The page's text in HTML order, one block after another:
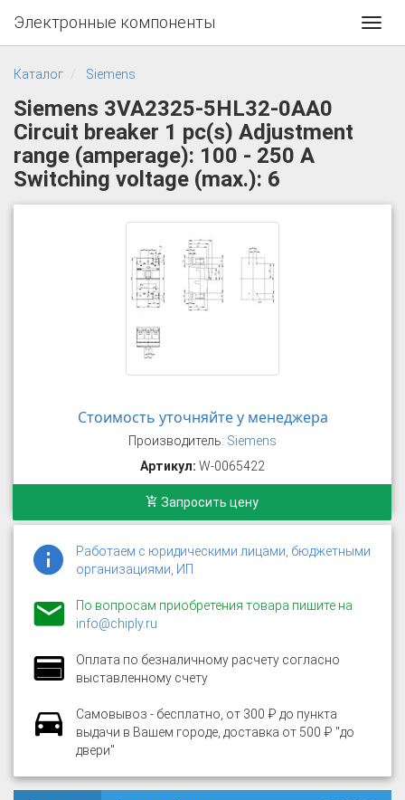
Электронные компоненты
Каталог Siemens
Siemens 3VA2325-5HL32-0AA0
Circuit breaker 1 pc(s) Adjustment
range (amperage): 100 - 250 A
Switching voltage (max.): 6
Стоимость уточняйте у менеджера
Производитель: Siemens
Артикул: W-0065422
Запросить цену
Работаем с юридическими лицами, бюджетными
организациями, ИП
По вопросам приобретения товара пишите на
info@chiply.ru
Оплата по безналичному расчету согласно
выставленному счету
Самовывоз - бесплатно, от 300 ₽ до пункта
выдачи в Вашем городе, доставка от 500 ₽ "до
двери"